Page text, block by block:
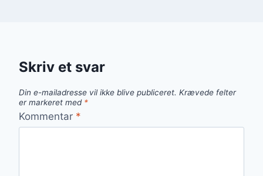
Skriv et svar
Din e-mailadresse vil ikke blive publiceret. Krævede felter
er markeret med *
Kommentar *